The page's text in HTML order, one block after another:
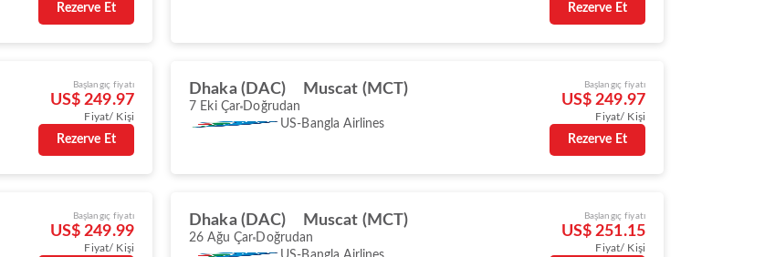
Rezerve Et Rezerve Et
Başlangıç fiyatı
US$ 249.97
Fiyat/ Kişi
Rezerve Et
Dhaka (DAC) Muscat (MCT)
7 Eki Çar Doğrudan
US-Bangla Airlines
Başlangıç fiyatı
US$ 249.97
Fiyat/ Kişi
Rezerve Et
Başlangıç fiyatı
US$ 249.99
Fiyat/ Kişi
Dhaka (DAC) Muscat (MCT)
26 Ağu Çar Doğrudan
Başlangıç fiyatı
US$ 251.15
Fiyat/ Kişi